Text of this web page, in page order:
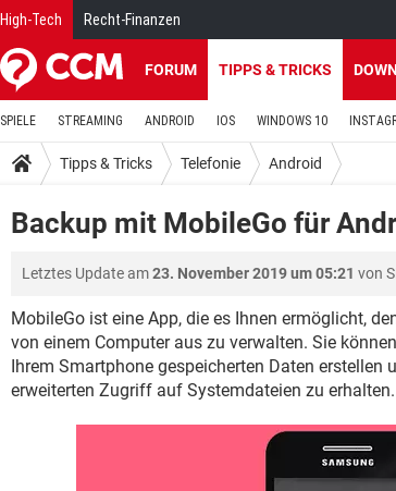
High-Tech Recht-Finanzen
FORUM TIPPS & TRICKS
SPIELE STREAMING ANDROID IOS WINDOWS 10
Tipps & Tricks Telefonie Android
Backup mit MobileGo für
Letztes Update am23. November 2019 um 05:21 von
MobileGo ist eine App, die es Ihnen ermöglicht,
von einem Computer aus zu verwalten. Sie
Ihrem Smartphone gespeicherten Daten erstellen
erweiterten Zugriff auf Systemdateien zu erhalten.